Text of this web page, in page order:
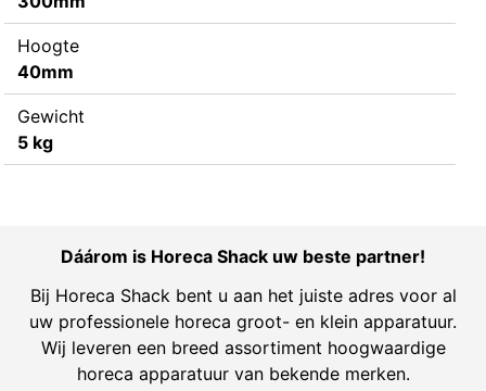
Hoogte
40mm
Gewicht
5 kg
Dáárom is Horeca Shack uw beste partner!
Bij Horeca Shack bent u aan het juiste adres voor al
uw professionele horeca groot- en klein apparatuur.
Wij leveren een breed assortiment hoogwaardige
horeca apparatuur van bekende merken.